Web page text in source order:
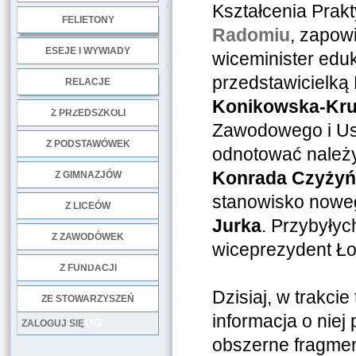
FELIETONY
ESEJE I WYWIADY
RELACJE
Z PRZEDSZKOLI
Z PODSTAWÓWEK
Z GIMNAZJÓW
Z LICEÓW
Z ZAWODÓWEK
Z FUNDACJI
ZE STOWARZYSZEŃ
LOG
ZALOGUJ SIĘ
Kształcenia
Radomiu,
wiceminister
przedstawicielką
Konikowska-
Zawodowego i
odnotować
Konrada
stanowisko
Jurka.
wiceprezydent
Dzisiaj, w
informacja o niej
obszerne